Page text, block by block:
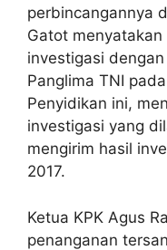
perbincangannya
Gatot
investigasi
Panglima TNI
Penyidikan ini,
investigasi yang
mengirim hasil
2017.
Ketua KPK Agus
penanganan